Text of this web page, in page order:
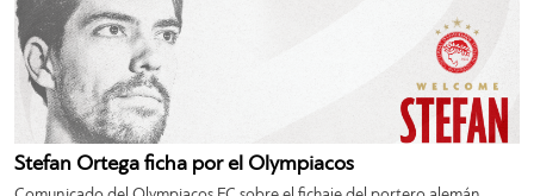
Stefan Ortega ficha por el Olympiacos